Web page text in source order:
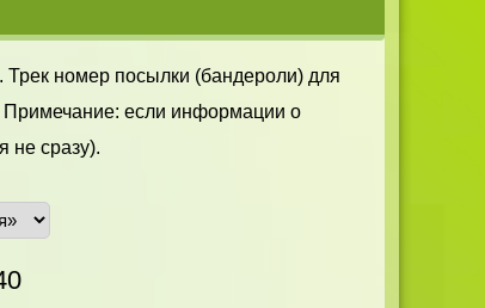
номер посылки (бандероли) для
Примечание: если информации о
не сразу).